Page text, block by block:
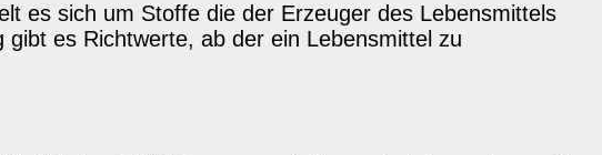
es sich um Stoffe die der Erzeuger des Lebensmittels
es Richtwerte, ab der ein Lebensmittel zu